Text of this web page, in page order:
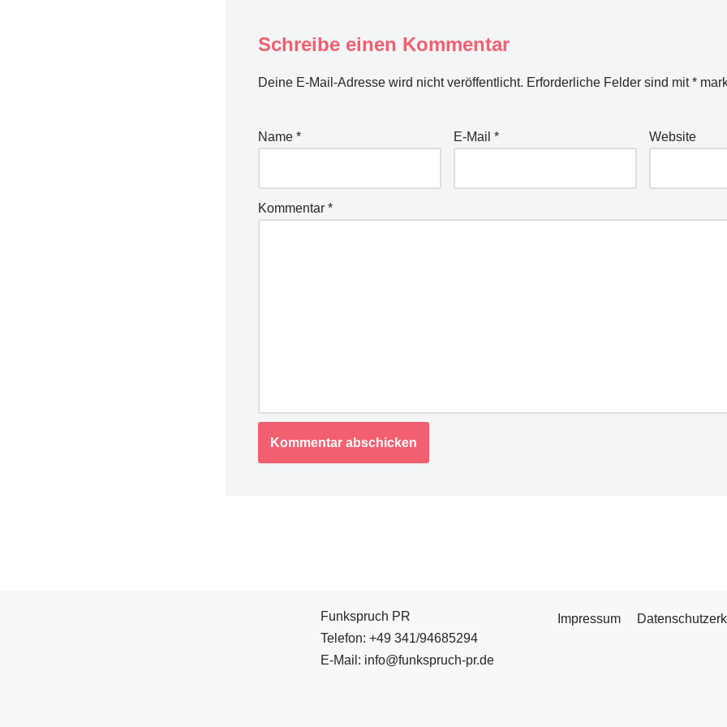
Schreibe einen Kommentar
Deine E-Mail-Adresse wird nicht veröffentlicht. Erforderliche Felder sind mit*
Name * E-Mail * Website
Kommentar *
Funkspruch PR
Telefon: +49 341/94685294
E-Mail: info@funkspruch-pr.de
Impressum